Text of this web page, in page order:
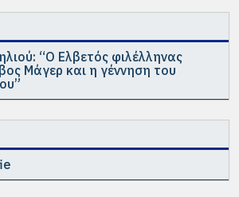
“Ο Ελβετός φιλέλληνας
Μάγερ και η γέννηση του